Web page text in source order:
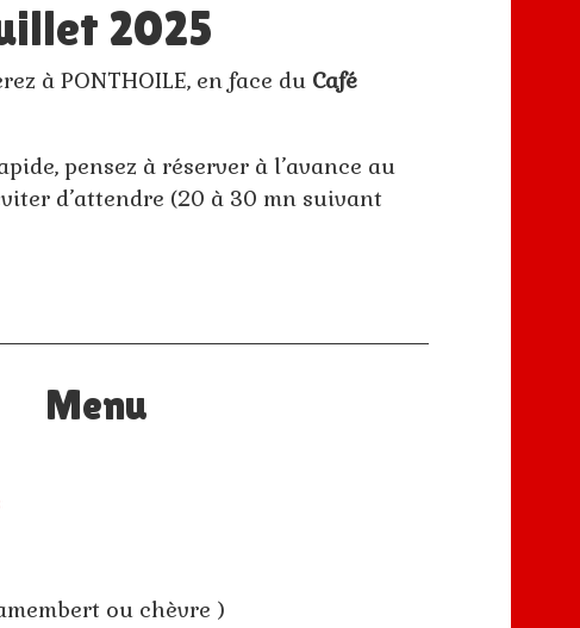
2025
à PONTHOILE, en face du Café
pensez à réserver à l’avance au
d’attendre (20 à 30 mn suivant
Menu
ou chèvre )